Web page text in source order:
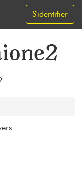
S'identifier